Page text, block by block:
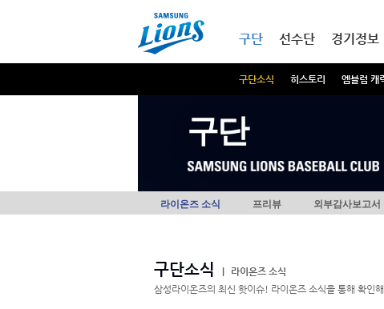
구단
구단소식 히스토리 엠블럼 캐
선수단 경기정보
구단
라이온즈 소식 프리뷰 외부감사보고서
구단소식
라이온즈 소식
삼성라이온즈의 최신 핫이슈! 라이온즈 소식을 통해 확인해